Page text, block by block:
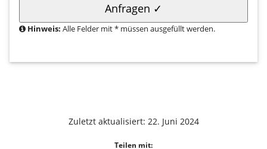
Hinweis: Alle Felder mit * müssen ausgefüllt werden.
Zuletzt aktualisiert: 22. Juni 2024
Teilen mit: